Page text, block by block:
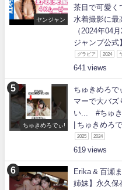
ヤンジャン
茶目で可愛く
水着撮影に最
（2024年04
ジャンプ公式
グラビア 2024
641
ちゅきめろでぃ!
ちゅきめろで
マーで大バズ
い... #ちゅき
| ちゅきめろ
2025 2024
619
Erika & 百瀬
姉妹】永久保